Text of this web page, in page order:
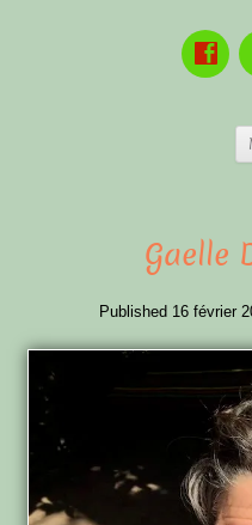
Gaelle
Published 16 février